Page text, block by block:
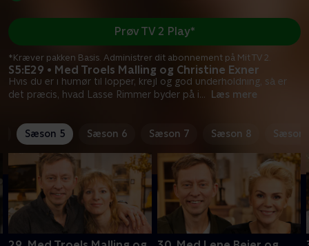
S5:E29 • Med Troels Malling og Christine Exner
Hvis du er i humør til lopper, krejl og god underholdning, så er
det præcis, hvad Lasse Rimmer byder på i... Læs mere
Prøv TV 2 Play*
*Kræver pakken Basis. Administrer dit abonnement på Mit TV 2.
Sæson 5 Sæson 6 Sæson 7 Sæson 8 Sæson